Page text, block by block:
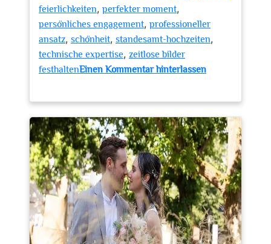
feierlichkeiten, perfekter moment,
persönliches engagement, professioneller
ansatz, schönheit, standesamt-hochzeiten,
technische expertise, zeitlose bilder
festhaltenEinen Kommentar hinterlassen
eingefangen:
Mike’s
Hochzeitsfotografie
in
Aktion